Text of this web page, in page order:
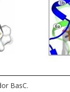
BasC.